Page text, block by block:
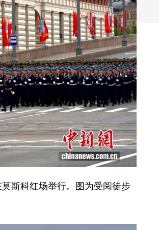
斯科红场举行。图为受阅徒步